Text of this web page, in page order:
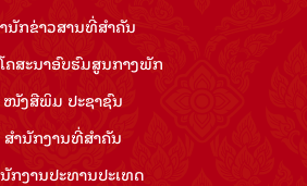
ນັກ​ຂ່າວ​ສານ​ທີ່​ສຳ​ຄັນ​
ຄສະນາອົບຮົມ​ສູນ​ກາງ​ພັກ
ໜັງສືພິມ ປະ​ຊາ​ຊົນ
ສຳ​ນັກ​ງານ​ທີ່​ສຳ​ຄັນ
ກ​ງານ​ປະ​ທານ​ປະ​ເທດ